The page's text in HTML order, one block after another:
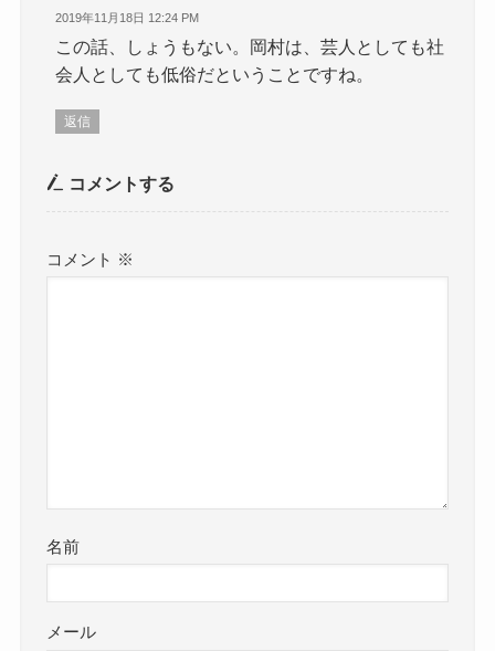
2019年11月18日 12:24 PM
この話、しょうもない。岡村は、芸人としても社
会人としても低俗だということですね。
返信
コメントする
コメント ※
名前
メール